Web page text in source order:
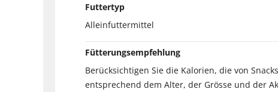
Futtertyp
Alleinfuttermittel
Fütterungsempfehlung
Berücksichtigen Sie die Kalorien, die von
entsprechend dem Alter, der Grösse und der